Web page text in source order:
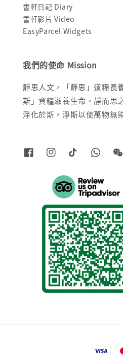
書軒日記 Diary
書軒影片 Video
EasyParcel Widgets
我們的使命 Mission
靜思人文，「靜思」道糧長
斯」資糧滋養生命。靜而思
淨化於斯，淨斯以使萬物無